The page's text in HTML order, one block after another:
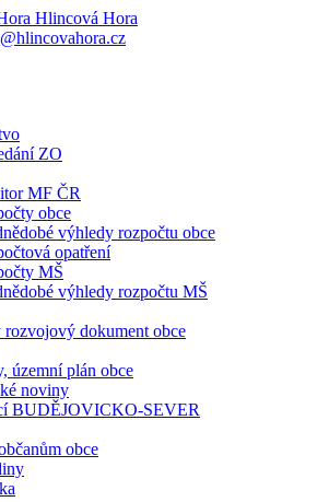
Hlincová Hora
ZO
MF ČR
obce
výhledy rozpočtu obce
opatření
MŠ
výhledy rozpočtu MŠ
rozvojový dokument obce
územní plán obce
noviny
BUDĚJOVICKO-SEVER
obce